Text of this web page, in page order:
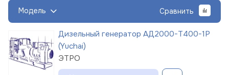
Модель Сравнить
Дизельный генератор АД2000-Т400-1Р
(Yuchai)
ЭТРО